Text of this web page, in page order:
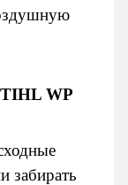
WP
забирать